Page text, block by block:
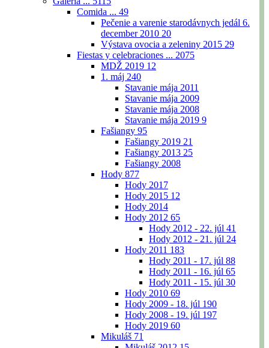
Comida ... 49
Pečenie a varenie starodávnych jedál 6.
december 2010 20
Výstava ovocia a zeleniny 2015 29
Fiestas y celebraciones ... 2075
MDŽ 2019 12
1. máj 240
Stavanie mája 2011
Stavanie mája 2009
Stavanie mája 2008
Stavanie mája 2019 9
Fašiangy 95
Fašiangy 2019 21
Fašiangy 2013 25
Fašiangy 2008
Hody 877
Hody 2017
Hody 2015 12
Hody 2014
Hody 2012 65
Hody 2012 - 22. júl 41
Hody 2012 - 21. júl 24
Hody 2011 183
Hody 2011 - 17. júl 88
Hody 2011 - 16. júl 65
Hody 2011 - 15. júl 30
Hody 2010 69
Hody 2009 - 18. júl 190
Hody 2008 - 19. júl 197
Hody 2019 60
Mikuláš 71